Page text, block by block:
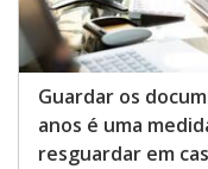
Guardar os
anos é uma
resguardar em